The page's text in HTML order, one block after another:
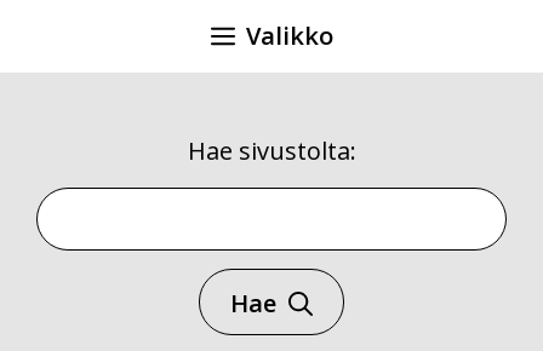
Valikko
Hae sivustolta:
Hae sivustolta
Hae